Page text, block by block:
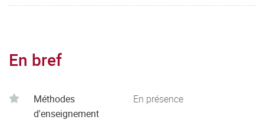
En bref
Méthodes
d'enseignement
En présence